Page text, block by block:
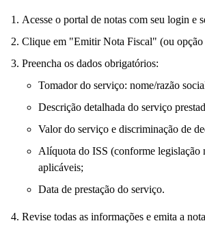
Acesse o portal de notas com seu login e
Clique em "Emitir Nota Fiscal" (ou opção
Preencha os dados obrigatórios:
Tomador do serviço: nome/razão
Descrição detalhada do serviço
Valor do serviço e discriminação de
Alíquota do ISS (conforme legislação
aplicáveis;
Data de prestação do serviço.
Revise todas as informações e emita a